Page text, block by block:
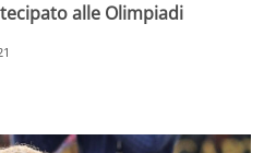
alle Olimpiadi